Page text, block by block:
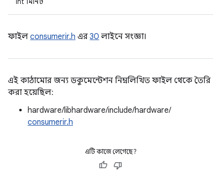
ফাইল consumerir.h এর 30 লাইনে সংজ্ঞা।
এই কাঠামোর জন্য ডকুমেন্টেশন নিম্নলিখিত ফাইল থেকে তৈরি
করা হয়েছিল:
hardware/libhardware/include/hardware/
consumerir.h
এটি কাজে লেগেছে?